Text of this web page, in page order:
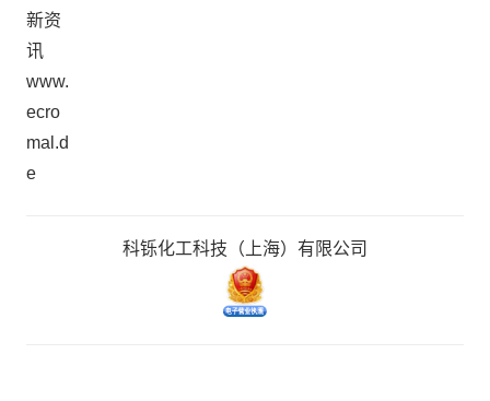
新资
讯
www.
ecro
mal.d
e
科铄化工科技（上海）有限公司